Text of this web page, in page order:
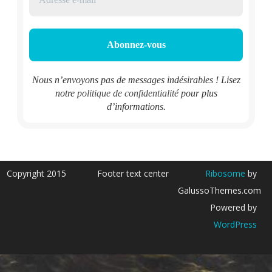
Nous n’envoyons pas de messages indésirables ! Lisez
notre politique de confidentialitépour plus
d’informations.
Copyright 2015 Footer text center Ribosome by
GalussoThemes.com
Powered by
WordPress